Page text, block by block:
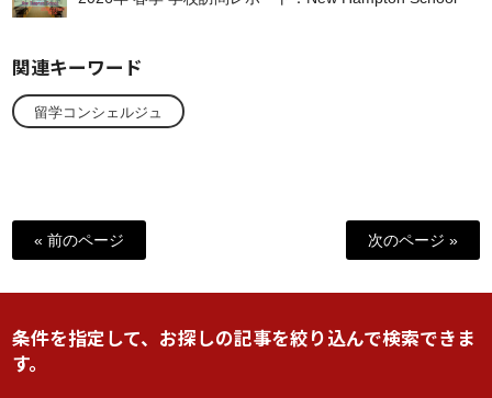
関連キーワード
留学コンシェルジュ
« 前のページ 次のページ »
条件を指定して、お探しの記事を絞り込んで検索できま
す。